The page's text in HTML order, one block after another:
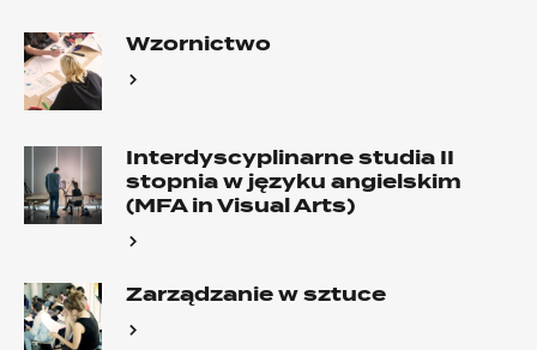
Wzornictwo
Interdyscyplinarne studia II
stopnia w języku angielskim
(MFA in Visual Arts)
Zarządzanie w sztuce